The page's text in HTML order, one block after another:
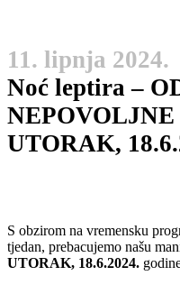
11. lipnja 2024.
Noć leptira –
UTORAK,
S obzirom na vremensku
tjedan, prebacujemo našu
UTORAK, 18.6.2024.